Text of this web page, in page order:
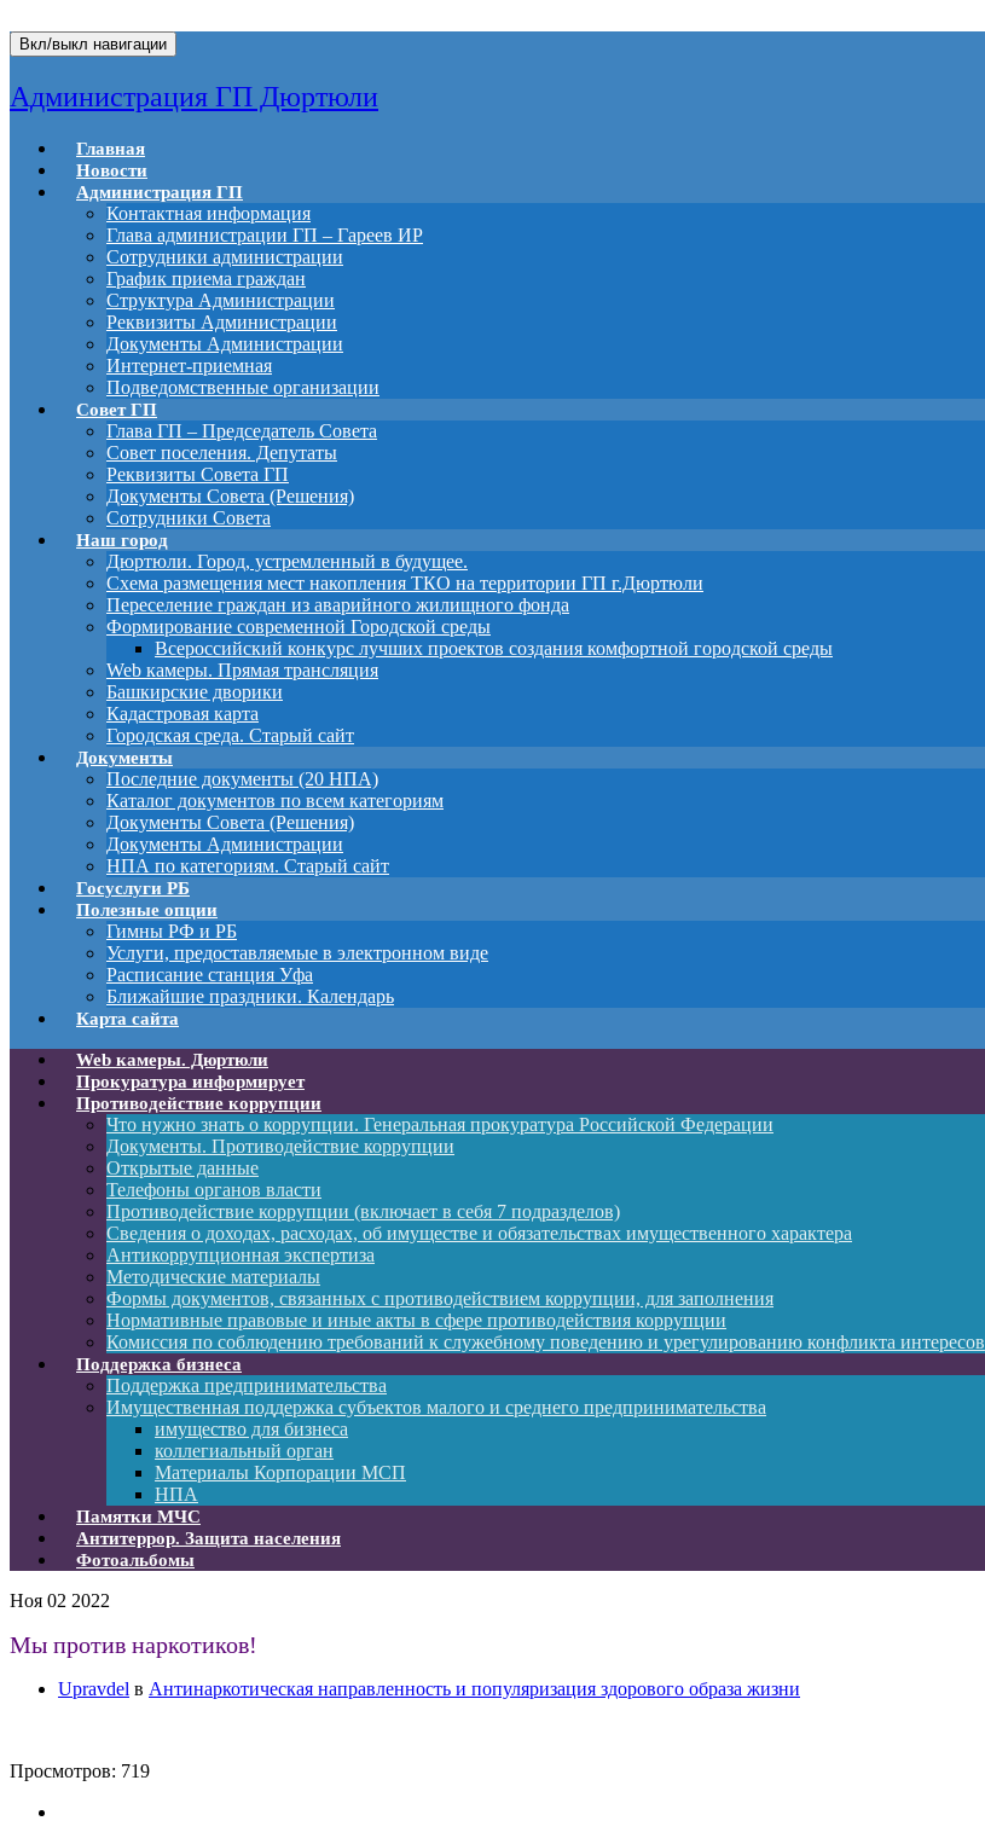
Вкл/выкл навигации
Администрация ГП Дюртюли
Главная
Новости
Администрация ГП
Контактная информация
Глава администрации ГП – Гареев ИР
Сотрудники администрации
График приема граждан
Структура Администрации
Реквизиты Администрации
Документы Администрации
Интернет-приемная
Подведомственные организации
Совет ГП
Глава ГП – Председатель Совета
Совет поселения. Депутаты
Реквизиты Совета ГП
Документы Совета (Решения)
Сотрудники Совета
Наш город
Дюртюли. Город, устремленный в будущее.
Схема размещения мест накопления ТКО на территории ГП г.Дюртюли
Переселение граждан из аварийного жилищного фонда
Формирование современной Городской среды
Всероссийский конкурс лучших проектов создания комфортной городской среды
Web камеры. Прямая трансляция
Башкирские дворики
Кадастровая карта
Городская среда. Старый сайт
Документы
Последние документы (20 НПА)
Каталог документов по всем категориям
Документы Совета (Решения)
Документы Администрации
НПА по категориям. Старый сайт
Госуслуги РБ
Полезные опции
Гимны РФ и РБ
Услуги, предоставляемые в электронном виде
Расписание станция Уфа
Ближайшие праздники. Календарь
Карта сайта
Web камеры. Дюртюли
Прокуратура информирует
Противодействие коррупции
Что нужно знать о коррупции. Генеральная прокуратура Российской Федерации
Документы. Противодействие коррупции
Открытые данные
Телефоны органов власти
Противодействие коррупции (включает в себя 7 подразделов)
Сведения о доходах, расходах, об имуществе и обязательствах имущественного характера
Антикоррупционная экспертиза
Методические материалы
Формы документов, связанных с противодействием коррупции, для заполнения
Нормативные правовые и иные акты в сфере противодействия коррупции
Комиссия по соблюдению требований к служебному поведению и урегулированию конфликта интересов
Поддержка бизнеса
Поддержка предпринимательства
Имущественная поддержка субъектов малого и среднего предпринимательства
имущество для бизнеса
коллегиальный орган
Материалы Корпорации МСП
НПА
Памятки МЧС
Антитеррор. Защита населения
Фотоальбомы
Ноя 02 2022
Мы против наркотиков!
Upravdel в Антинаркотическая направленность и популяризация здорового образа жизни
Просмотров: 719